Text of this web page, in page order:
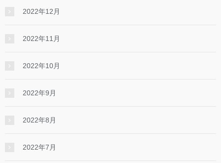
2022年12月
2022年11月
2022年10月
2022年9月
2022年8月
2022年7月